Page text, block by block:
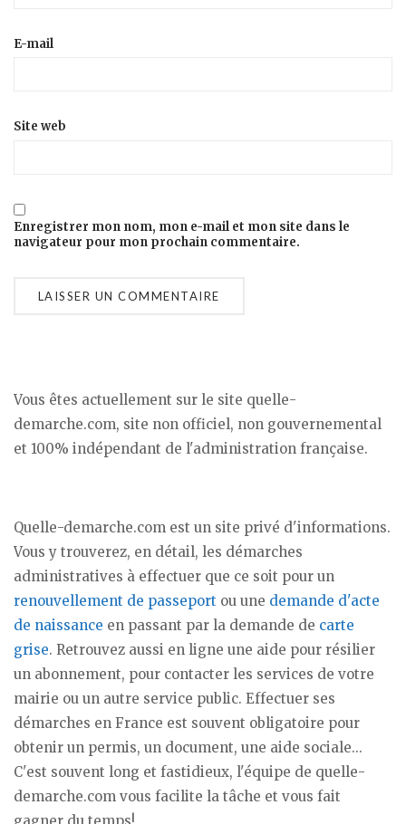
E-mail
Site web
Enregistrer mon nom, mon e-mail et mon site dans le
navigateur pour mon prochain commentaire.
Vous êtes actuellement sur le site quelle-
demarche.com, site non officiel, non gouvernemental
et 100% indépendant de l'administration française.
Quelle-demarche.com est un site privé d'informations.
Vous y trouverez, en détail, les démarches
administratives à effectuer que ce soit pour un
renouvellement de passeport ou une demande d'acte
de naissance en passant par la demande de carte
grise. Retrouvez aussi en ligne une aide pour résilier
un abonnement, pour contacter les services de votre
mairie ou un autre service public. Effectuer ses
démarches en France est souvent obligatoire pour
obtenir un permis, un document, une aide sociale...
C'est souvent long et fastidieux, l'équipe de quelle-
demarche.com vous facilite la tâche et vous fait